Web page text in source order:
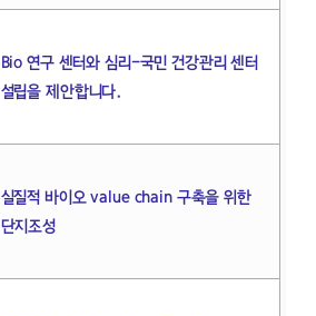
Bio 연구 센터와 심리-국민 건강관리 센터
설립을 제안합니다.
실질적 바이오 value chain 구축을 위한
단지조성